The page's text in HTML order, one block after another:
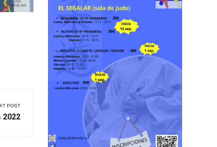
POST
2022